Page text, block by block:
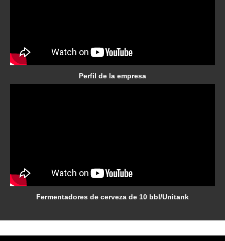
Perfil de la empresa
Fermentadores de cerveza de 10 bbl/Unitank